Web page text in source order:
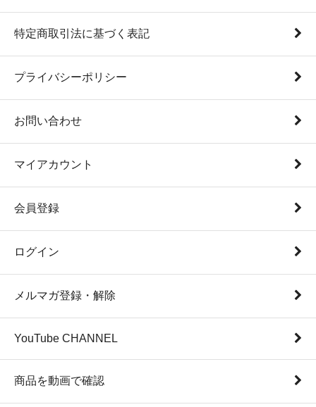
特定商取引法に基づく表記
プライバシーポリシー
お問い合わせ
マイアカウント
会員登録
ログイン
メルマガ登録・解除
YouTube CHANNEL
商品を動画で確認